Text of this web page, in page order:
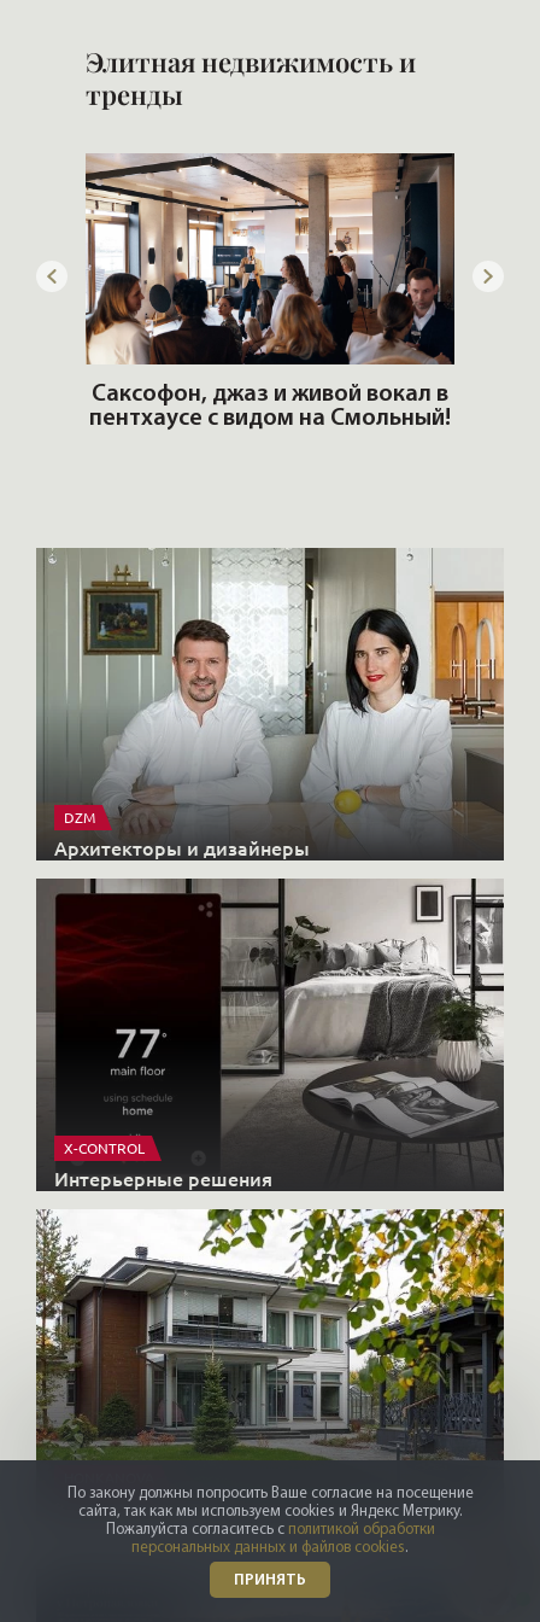
Элитная недвижимость и
тренды
РОСКОШЬ ЛЮБИТ ТИШИНУ.
DZM
Архитекторы и дизайнеры
X-CONTROL
Интерьерные решения
Загородные дома
По закону должны попросить Ваше согласие на посещение
сайта, так как мы используем cookies и Яндекс Метрику.
Пожалуйста согласитесь с политикой обработки
персональных данных и файлов cookies.
ПРИНЯТЬ